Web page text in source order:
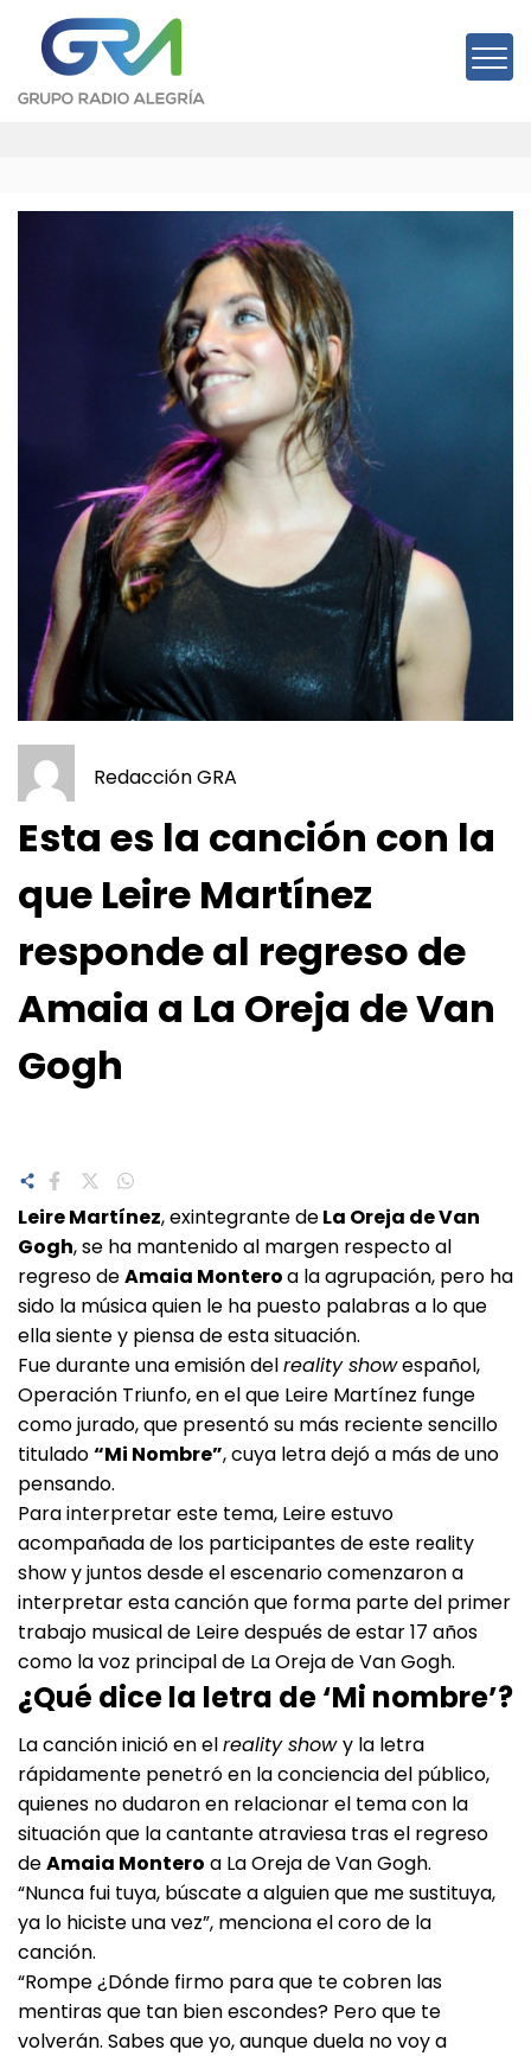
Redacción GRA
Esta es la canción con la
que Leire Martínez
responde al regreso de
Amaia a La Oreja de Van
Gogh
Leire Martínez, exintegrante deLa Oreja de Van
Gogh, se ha mantenido al margen respecto al
regreso deAmaia Monteroa la agrupación, pero ha
sido la música quien le ha puesto palabras a lo que
ella siente y piensa de esta situación.
Fue durante una emisión delreality showespañol,
Operación Triunfo, en el que Leire Martínez funge
como jurado, que presentó su más reciente sencillo
titulado“Mi Nombre”, cuya letra dejó a más de uno
pensando.
Para interpretar este tema, Leire estuvo
acompañada de los participantes de este reality
show y juntos desde el escenario comenzaron a
interpretar esta canción que forma parte del primer
trabajo musical de Leire después de estar 17 años
como la voz principal de La Oreja de Van Gogh.
¿Qué dice la letra de ‘Mi nombre’?
La canción inició en elreality showy la letra
rápidamente penetró en la conciencia del público,
quienes no dudaron en relacionar el tema con la
situación que la cantante atraviesa tras el regreso
deAmaia Montero a La Oreja de Van Gogh.
“Nunca fui tuya, búscate a alguien que me sustituya,
ya lo hiciste una vez”, menciona el coro de la
canción.
“Rompe ¿Dónde firmo para que te cobren las
mentiras que tan bien escondes? Pero que te
volverán. Sabes que yo, aunque duela no voy a